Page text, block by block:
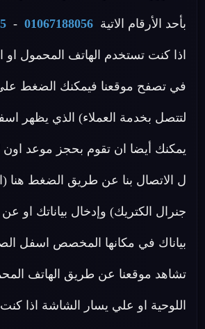
بأحد الأرقام الاتية 01067188056
-
اذا كنت تستخدم الهاتف المحمول او
في تصفح موقعنا فيمكنك الضغط
لتتصل بخدمة العملاء) الذي يظهر
يمكنك أيضا ان تقوم بحجز موعد اون
ل الاتصال بنا عن طريق الضغط هنا
جنرال الكتريك) وإدخال بياناتك او
بياناك في مكانها المخصص اسفل
تشاهد موقعنا عن طريق الهاتف
اللوحية او علي يسار الشاشة اذا